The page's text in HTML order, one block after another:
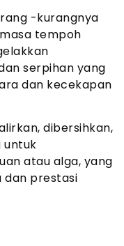
-kurangnya
tempoh
serpihan yang
dan kecekapan
dibersihkan,
untuk
atau alga, yang
dan prestasi